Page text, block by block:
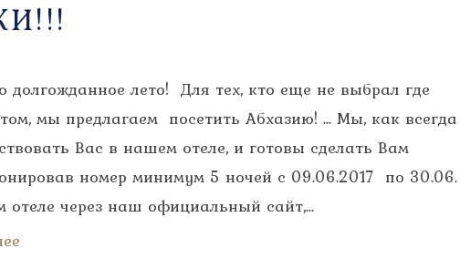
долгожданное лето! Для тех, кто еще не выбрал где
мы предлагаем посетить Абхазию! ... Мы, как всегда
Вас в нашем отеле, и готовы сделать Вам
номер минимум 5 ночей с 09.06.2017 по 30.06.
отеле через наш официальный сайт,...